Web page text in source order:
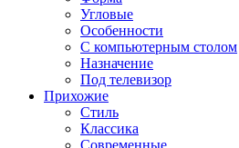
Угловые
Особенности
С компьютерным столом
Назначение
Под телевизор
Прихожие
Стиль
Классика
Современные